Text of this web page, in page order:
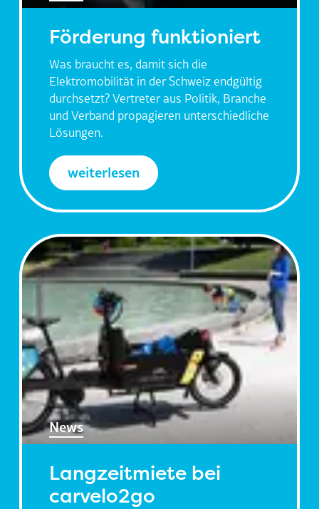
Kontakt
Förderung funktioniert
Was braucht es, damit sich die
Elektromobilität in der Schweiz endgültig
durchsetzt? Vertreter aus Politik, Branche
und Verband propagieren unterschiedliche
Lösungen.
weiterlesen
News
Langzeitmiete bei
carvelo2go